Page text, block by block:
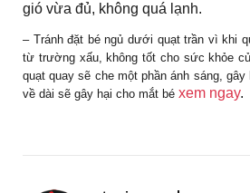
gió vừa đủ, không quá lạnh.
– Tránh đặt bé ngủ dưới quạt trần vì khi
từ trường xấu, không tốt cho sức khỏe
quạt quay sẽ che một phần ánh sáng,
về dài sẽ gây hại cho mắt bé xem ngay.